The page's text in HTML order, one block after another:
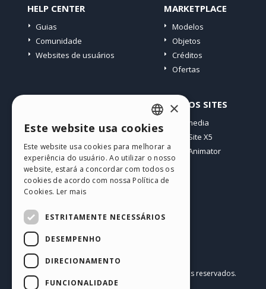
HELP CENTER
Guias
Comunidade
Websites de usuários
MARKETPLACE
Modelos
Objetos
Créditos
Ofertas
Meus posts
Download
Hospedagem Web
Meus Créditos
OUTROS SITES
Incomedia
WebSite X5
WebAnimator
Português BR
Copyright © 2026
Todos os direitos reservados.
P.IVA IT07514640015
ENGLISH
ITALIAN
GERMAN
PORTUGUESE
×
Este website usa cookies
Este website usa cookies para melhorar a
experiência do usuário. Ao utilizar o nosso
website, estará a concordar com todos os
cookies de acordo com nossa Política de
Cookies. Ler mais
ESTRITAMENTE NECESSÁRIOS
DESEMPENHO
DIRECIONAMENTO
FUNCIONALIDADE